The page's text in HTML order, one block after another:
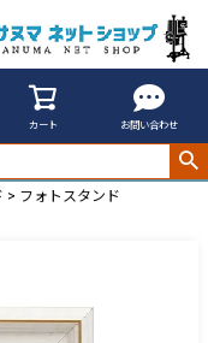
カート お問い合わせ
フォトスタンド